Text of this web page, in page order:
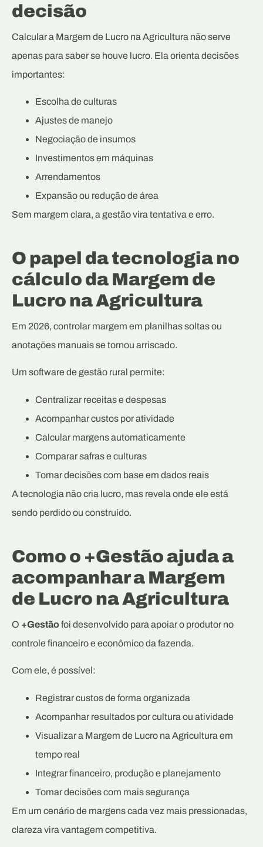
decisão
Calcular a Margem de Lucro na Agricultura não serve
apenas para saber se houve lucro. Ela orienta decisões
importantes:
Escolha de culturas
Ajustes de manejo
Negociação de insumos
Investimentos em máquinas
Arrendamentos
Expansão ou redução de área
Sem margem clara, a gestão vira tentativa e erro.
O papel da tecnologia no
cálculo da Margem de
Lucro na Agricultura
Em 2026, controlar margem em planilhas soltas ou
anotações manuais se tornou arriscado.
Um software de gestão rural permite:
Centralizar receitas e despesas
Acompanhar custos por atividade
Calcular margens automaticamente
Comparar safras e culturas
Tomar decisões com base em dados reais
A tecnologia não cria lucro, mas revela onde ele está
sendo perdido ou construído.
Como o +Gestão ajuda a
acompanhar a Margem
de Lucro na Agricultura
O +Gestãofoi desenvolvido para apoiar o produtor no
controle financeiro e econômico da fazenda.
Com ele, é possível:
Registrar custos de forma organizada
Acompanhar resultados por cultura ou atividade
Visualizar a Margem de Lucro na Agricultura em
tempo real
Integrar financeiro, produção e planejamento
Tomar decisões com mais segurança
Em um cenário de margens cada vez mais pressionadas,
clareza vira vantagem competitiva.